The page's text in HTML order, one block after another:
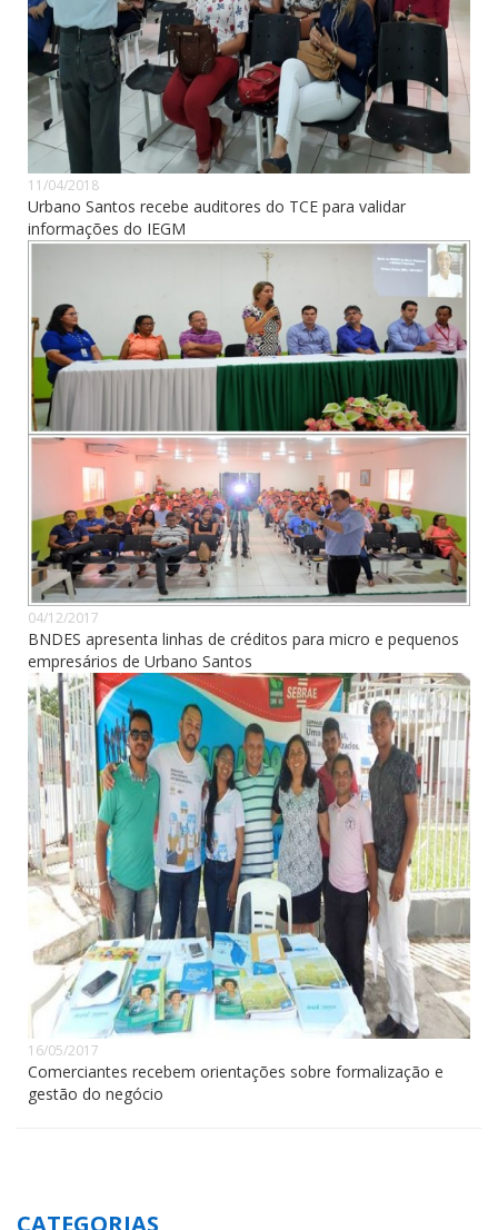
11/04/2018
Urbano Santos recebe auditores do TCE para validar
informações do IEGM
04/12/2017
BNDES apresenta linhas de créditos para micro e pequenos
empresários de Urbano Santos
16/05/2017
Comerciantes recebem orientações sobre formalização e
gestão do negócio
CATEGORIAS